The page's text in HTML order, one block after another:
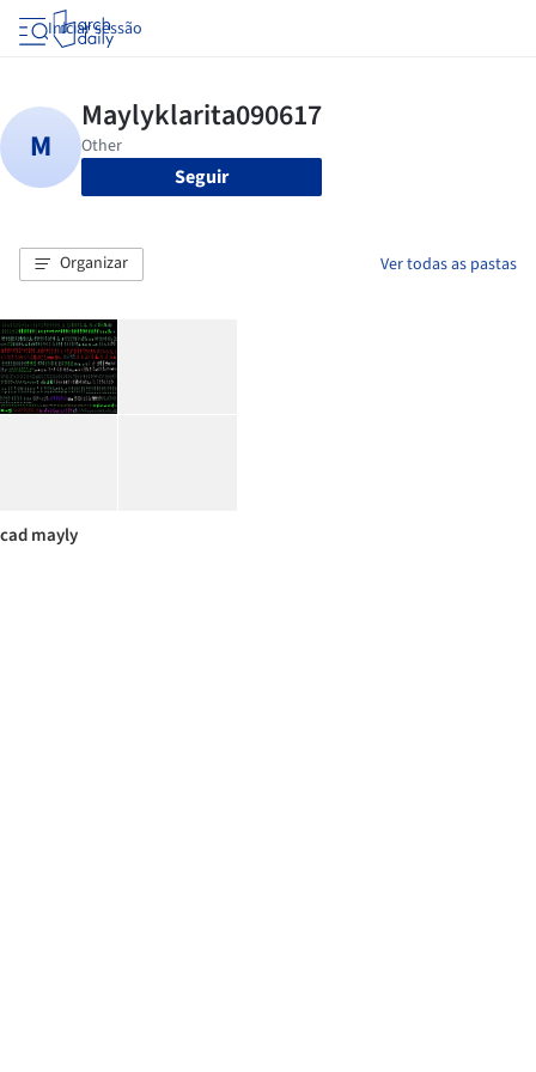
Iniciar sessão
Seguir
Organizar Ver todas as pastas
cad mayly